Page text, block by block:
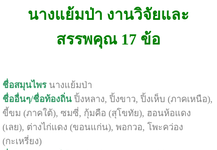
นางแย้มป่า งานวิจัยและ
สรรพคุณ 17 ข้อ
ชื่อสมุนไพรนางแย้มป่า
ชื่ออื่นๆ/ชื่อท้องถิ่นปิ้งหลาง, ปิ้งขาว, ปิ้งเห็บ (ภาคเหนือ),
ขี้ขม (ภาคใต้), ซมซี่, กุ้มคือ (สุโขทัย), ฮอนห้อแดง
(เลย), ต่างไก่แดง (ขอนแก่น), พอกวอ, โพะคว่อง
(กะเหรี่ยง)